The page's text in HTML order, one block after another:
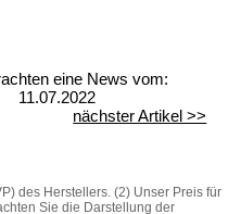
eine News vom:
11.07.2022
nächster Artikel >>
des Herstellers. (2) Unser Preis für
Sie die Darstellung der